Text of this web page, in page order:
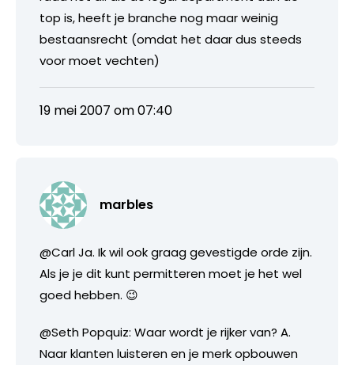
top is, heeft je branche nog maar weinig
bestaansrecht (omdat het daar dus steeds
voor moet vechten)
19 mei 2007 om 07:40
marbles
@Carl Ja. Ik wil ook graag gevestigde orde zijn.
Als je je dit kunt permitteren moet je het wel
goed hebben. 😉
@Seth Popquiz: Waar wordt je rijker van? A.
Naar klanten luisteren en je merk opbouwen